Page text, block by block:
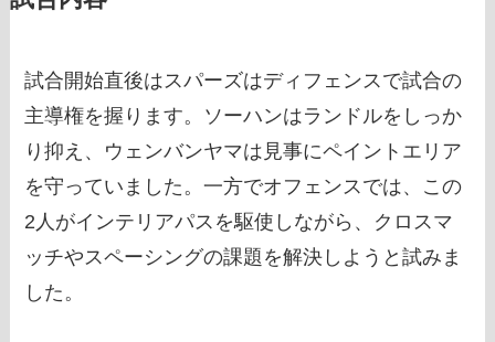
試合開始直後はスパーズはディフェンスで試合の
主導権を握ります。ソーハンはランドルをしっか
り抑え、ウェンバンヤマは見事にペイントエリア
を守っていました。一方でオフェンスでは、この
2人がインテリアパスを駆使しながら、クロスマ
ッチやスペーシングの課題を解決しようと試みま
した。